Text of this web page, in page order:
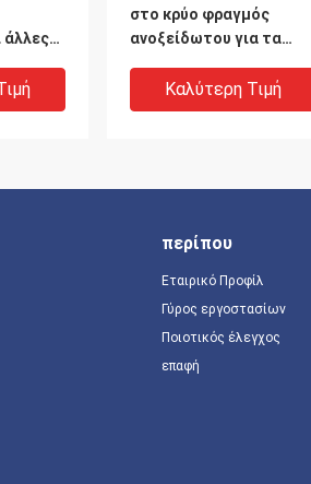
άλλες
στο κρύο φραγμός
ανοξείδωτου για τα
μοσχεύματα ASTM F138
S31673
Καλύτερη Τιμή
περίπου
Εταιρικό Προφίλ
Γύρος εργοστασίων
Ποιοτικός έλεγχος
επαφή